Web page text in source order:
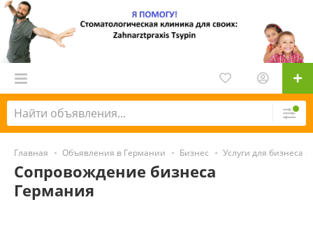
Главная Объявления в Германии Бизнес Услуги для бизнеса
Сопровождение бизнеса
Германия